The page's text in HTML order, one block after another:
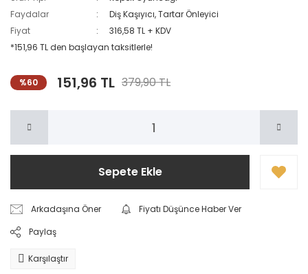
Faydalar
Diş Kaşıyıcı, Tartar Önleyici
Fiyat
316,58 TL + KDV
*151,96 TL den başlayan taksitlerle!
%60 151,96 TL 379,90 TL
Sepete Ekle
Arkadaşına Öner
Fiyatı Düşünce Haber Ver
Paylaş
Karşılaştır